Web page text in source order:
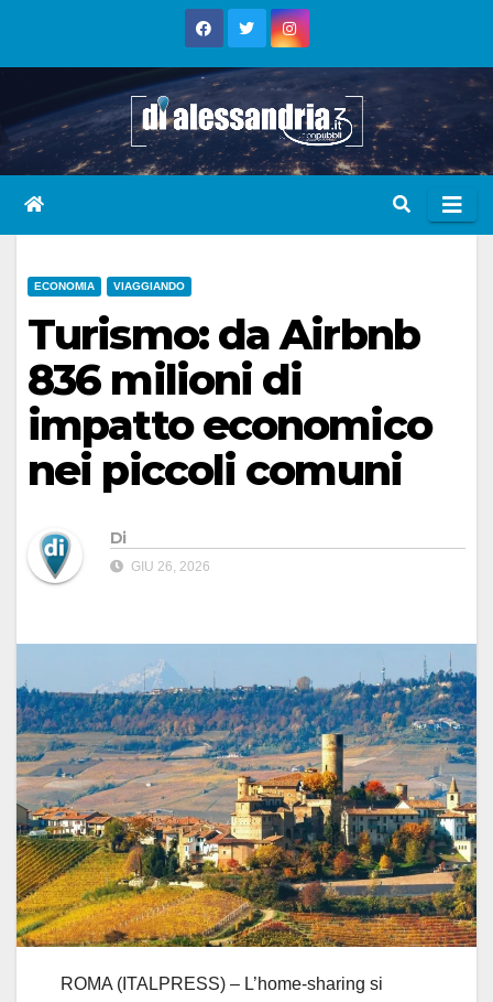
ECONOMIA VIAGGIANDO
Turismo: da Airbnb
836 milioni di
impatto economico
nei piccoli comuni
Di
GIU 26, 2026
ROMA (ITALPRESS) – L’home-sharing si